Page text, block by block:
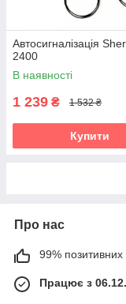
Автосигналізація
2400
В наявності
1 239 ₴ 1 532 ₴
Купити
Про нас
99% позитивних
Працює з